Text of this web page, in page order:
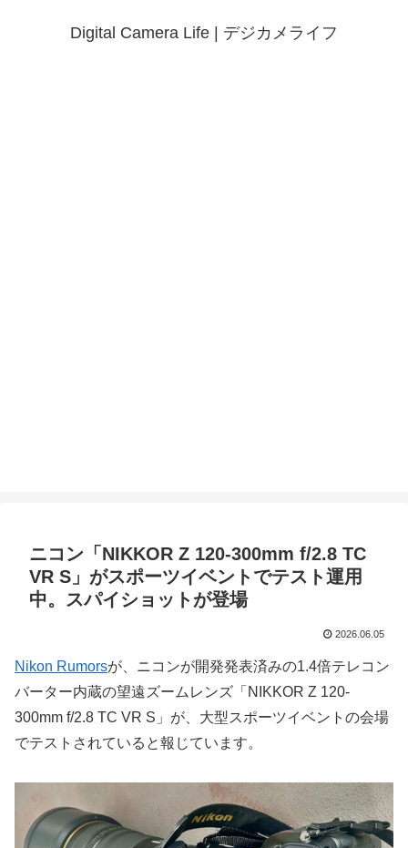
Digital Camera Life | デジカメライフ
ニコン「NIKKOR Z 120-300mm f/2.8 TC
VR S」がスポーツイベントでテスト運用
中。スパイショットが登場
2026.06.05
Nikon Rumorsが、ニコンが開発発表済みの1.4倍テレコン
バーター内蔵の望遠ズームレンズ「NIKKOR Z 120-
300mm f/2.8 TC VR S」が、大型スポーツイベントの会場
でテストされていると報じています。